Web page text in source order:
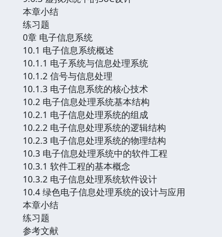
本章小结
练习题
0章 电子信息系统
10.1 电子信息系统概述
10.1.1 电子系统与信息处理系统
10.1.2 信号与信息处理
10.1.3 电子信息系统的核心技术
10.2 电子信息处理系统基本结构
10.2.1 电子信息处理系统的组成
10.2.2 电子信息处理系统的逻辑结构
10.2.3 电子信息处理系统的物理结构
10.3 电子信息处理系统中的软件工程
10.3.1 软件工程的基本概念
10.3.2 电子信息处理系统软件设计
10.4 绿色电子信息处理系统的设计与应用
本章小结
练习题
参考文献